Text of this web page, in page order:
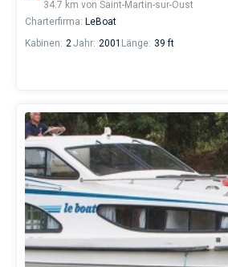
34.7 km von Saint-Martin-sur-Oust
Charterfirma: LeBoat
Kabinen: 2Jahr: 2001 Länge: 39 ft